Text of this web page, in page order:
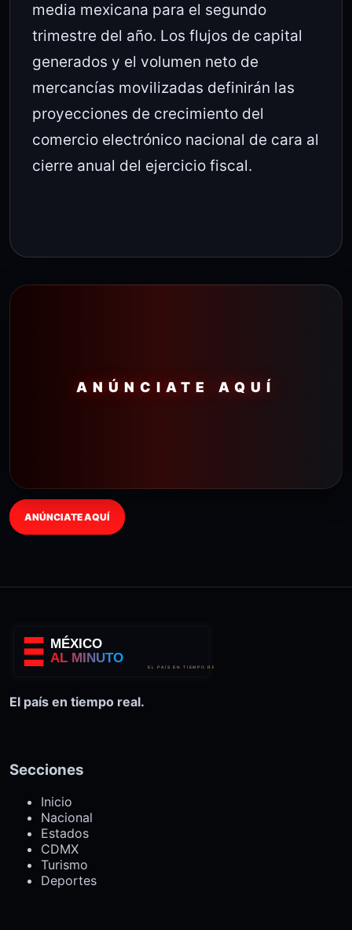
media mexicana para el segundo
trimestre del año. Los flujos de capital
generados y el volumen neto de
mercancías movilizadas definirán las
proyecciones de crecimiento del
comercio electrónico nacional de cara al
cierre anual del ejercicio fiscal.
ANÚNCIATE AQUÍ
ANÚNCIATE AQUÍ
El país en tiempo real.
Secciones
Inicio
Nacional
Estados
CDMX
Turismo
Deportes